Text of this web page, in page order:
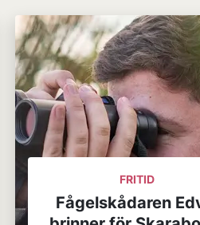
FRITID
Fågelskådaren